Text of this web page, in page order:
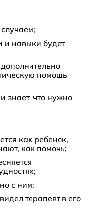
и навыки будет
помощь
знает, что нужно
как ребенок,
как помочь;
с ним;
терапевт в его